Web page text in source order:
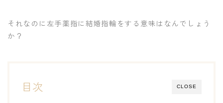
それなのに左手薬指に結婚指輪をする意味はなんでしょう
か？
CLOSE
目次